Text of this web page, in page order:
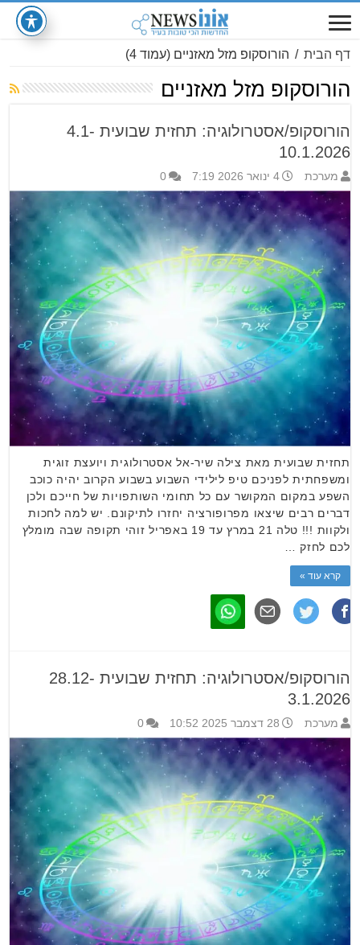
דף הבית / הורוסקופ מזל מאזניים (עמוד 4)
הורוסקופ מזל מאזניים
הורוסקופ/אסטרולוגיה: תחזית שבועית 4.1-
10.1.2026
מערכת 4 ינואר 2026 7:19 0
תחזית שבועית מאת צילה שיר-אל אסטרולוגית ויועצת זוגית
ומשפחתית לפניכם טיפ לילידי השבוע בשבוע הקרוב יהיה כוכב
השפע במקום המקושר עם כל תחומי השותפויות של חייכם ולכן
דברים רבים שיצאו מפרופורציה יחזרו לתיקונם. יש למה לחכות
ולקוות !!! טלה 21 במרץ עד 19 באפריל זוהי תקופה שבה מומלץ
לכם לחזק …
קרא עוד »
הורוסקופ/אסטרולוגיה: תחזית שבועית 28.12-
3.1.2026
מערכת 28 דצמבר 2025 10:52 0